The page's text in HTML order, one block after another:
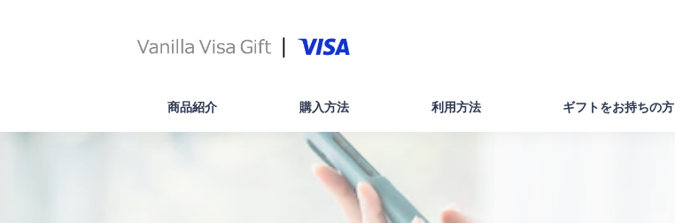
商品紹介 購入方法 利用方法 ギフトをお持ちの方